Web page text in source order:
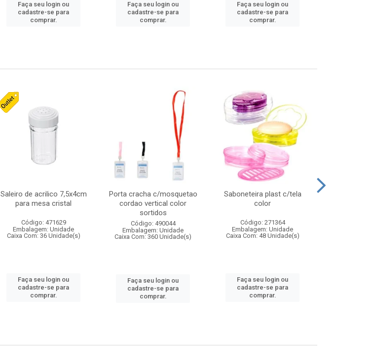
Faça seu login ou
cadastre-se para
comprar.
Faça seu login ou
cadastre-se para
comprar.
Faça seu login ou
cadastre-se para
comprar.
Saleiro de acrilico 7,5x4cm
para mesa cristal
Código: 471629
Embalagem: Unidade
Caixa Com: 36 Unidade(s)
Faça seu login ou
cadastre-se para
comprar.
Porta cracha c/mosquetao
cordao vertical color
sortidos
Código: 490044
Embalagem: Unidade
Caixa Com: 360 Unidade(s)
Faça seu login ou
cadastre-se para
comprar.
Saboneteira plast c/tela
color
Código: 271364
Embalagem: Unidade
Caixa Com: 48 Unidade(s)
Faça seu login ou
cadastre-se para
comprar.